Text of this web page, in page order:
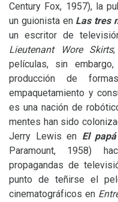
Century Fox, 1957), la
un guionista en Las tres
un escritor de
Lieutenant Wore Skirts
películas, sin
producción de
empaquetamiento y
es una nación de
mentes han sido
Jerry Lewis en El
Paramount, 1958)
propagandas de
punto de teñirse el
cinematográficos en